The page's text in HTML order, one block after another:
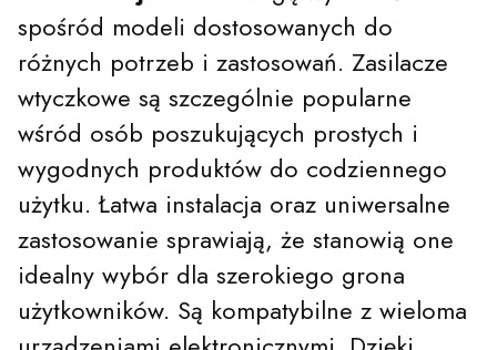
spośród modeli dostosowanych do
różnych potrzeb i zastosowań. Zasilacze
wtyczkowe są szczególnie popularne
wśród osób poszukujących prostych i
wygodnych produktów do codziennego
użytku. Łatwa instalacja oraz uniwersalne
zastosowanie sprawiają, że stanowią one
idealny wybór dla szerokiego grona
użytkowników. Są kompatybilne z wieloma